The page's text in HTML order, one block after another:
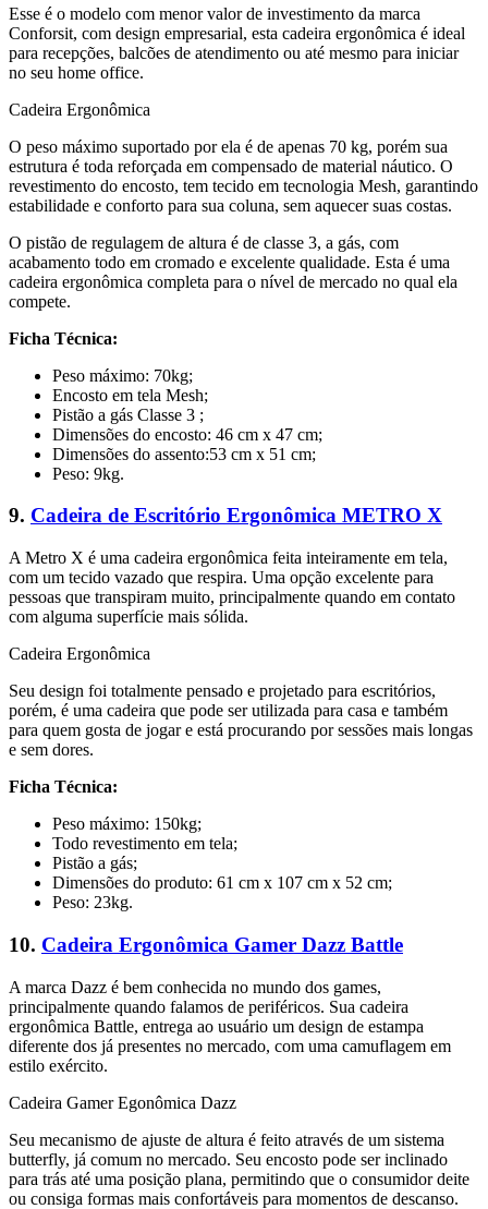
Esse é o modelo com menor valor de investimento da marca
Conforsit, com design empresarial, esta cadeira ergonômica é ideal
para recepções, balcões de atendimento ou até mesmo para iniciar
no seu home office.
Cadeira Ergonômica
O peso máximo suportado por ela é de apenas 70 kg, porém sua
estrutura é toda reforçada em compensado de material náutico. O
revestimento do encosto, tem tecido em tecnologia Mesh, garantindo
estabilidade e conforto para sua coluna, sem aquecer suas costas.
O pistão de regulagem de altura é de classe 3, a gás, com
acabamento todo em cromado e excelente qualidade. Esta é uma
cadeira ergonômica completa para o nível de mercado no qual ela
compete.
Ficha Técnica:
Peso máximo: 70kg;
Encosto em tela Mesh;
Pistão a gás Classe 3 ;
Dimensões do encosto: 46 cm x 47 cm;
Dimensões do assento:53 cm x 51 cm;
Peso: 9kg.
9. Cadeira de Escritório Ergonômica METRO X
A Metro X é uma cadeira ergonômica feita inteiramente em tela,
com um tecido vazado que respira. Uma opção excelente para
pessoas que transpiram muito, principalmente quando em contato
com alguma superfície mais sólida.
Cadeira Ergonômica
Seu design foi totalmente pensado e projetado para escritórios,
porém, é uma cadeira que pode ser utilizada para casa e também
para quem gosta de jogar e está procurando por sessões mais longas
e sem dores.
Ficha Técnica:
Peso máximo: 150kg;
Todo revestimento em tela;
Pistão a gás;
Dimensões do produto: 61 cm x 107 cm x 52 cm;
Peso: 23kg.
10. Cadeira Ergonômica Gamer Dazz Battle
A marca Dazz é bem conhecida no mundo dos games,
principalmente quando falamos de periféricos. Sua cadeira
ergonômica Battle, entrega ao usuário um design de estampa
diferente dos já presentes no mercado, com uma camuflagem em
estilo exército.
Cadeira Gamer Egonômica Dazz
Seu mecanismo de ajuste de altura é feito através de um sistema
butterfly, já comum no mercado. Seu encosto pode ser inclinado
para trás até uma posição plana, permitindo que o consumidor deite
ou consiga formas mais confortáveis para momentos de descanso.